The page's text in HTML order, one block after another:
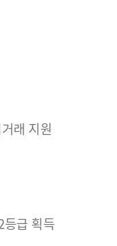
래 지원
등급 획득